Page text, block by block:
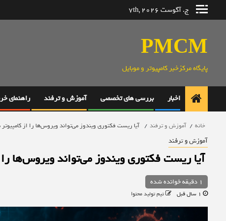
ج. آگوست 7th, 2026
PMCM
پایگاه مرکزخبر کامپیوتر و موبایل
اخبار بررسی های تخصصی آموزش و ترفند راهنمای
خانه آموزش و ترفند آیا ریست فکتوری ویندوز می‌تواند ویروس‌ها را از
آموزش و ترفند
آیا ریست فکتوری ویندوز می‌تواند ویروس‌ها را
1 دقیقه خوانده شده
تیم تولید محتوا